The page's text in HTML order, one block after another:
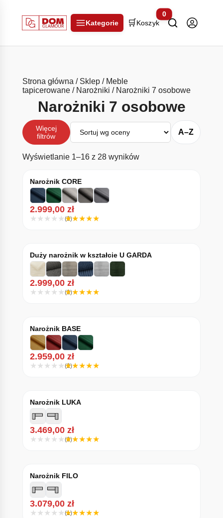
Kategorie 🛒 Koszyk
0
Strona główna / Sklep/ Meble
tapicerowane/ Narożniki / Narożniki 7 osobowe
Narożniki 7 osobowe
Więcej
filtrów
Sortuj
A–Z
Wyświetlanie 1–16 z 28 wynikówPosortowane według
Narożnik CORE
2.999,00 zł
(3)
Duży narożnik w kształcie U GARDA
2.999,00 zł
(3)
Narożnik BASE
2.959,00 zł
(2)
Narożnik LUKA
3.469,00 zł
(3)
Narożnik FILO
3.079,00 zł
(1)